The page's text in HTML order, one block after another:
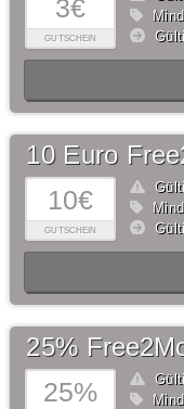
3€
GUTSCHEIN
10€
GUTSCHEIN
10 Euro
25%
25%